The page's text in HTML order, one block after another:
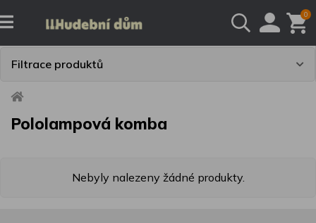
0
Filtrace produktů
Pololampová komba
Nebyly nalezeny žádné produkty.